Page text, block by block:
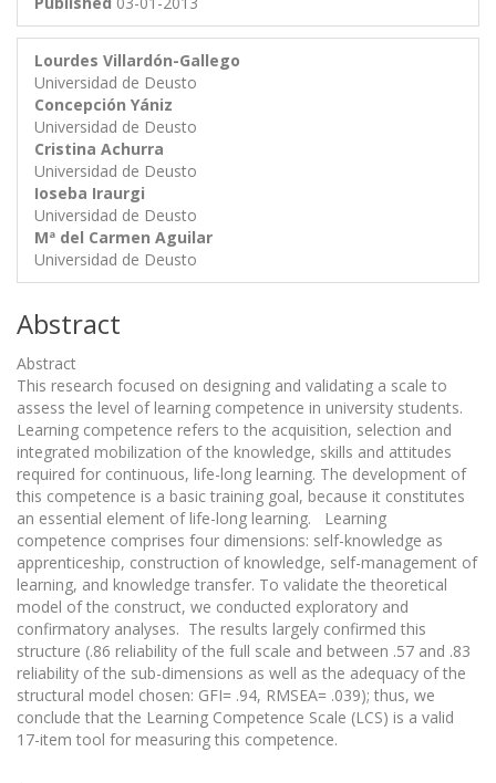
Lourdes Villardón-Gallego
Universidad de Deusto
Concepción Yániz
Universidad de Deusto
Cristina Achurra
Universidad de Deusto
Ioseba Iraurgi
Universidad de Deusto
Mª del Carmen Aguilar
Universidad de Deusto
Abstract
Abstract
This research focused on designing and validating a scale to
assess the level of learning competence in university students.
Learning competence refers to the acquisition, selection and
integrated mobilization of the knowledge, skills and attitudes
required for continuous, life-long learning. The development of
this competence is a basic training goal, because it constitutes
an essential element of life-long learning. Learning
competence comprises four dimensions: self-knowledge as
apprenticeship, construction of knowledge, self-management of
learning, and knowledge transfer. To validate the theoretical
model of the construct, we conducted exploratory and
confirmatory analyses. The results largely confirmed this
structure (.86 reliability of the full scale and between .57 and .83
reliability of the sub-dimensions as well as the adequacy of the
structural model chosen: GFI= .94, RMSEA= .039); thus, we
conclude that the Learning Competence Scale (LCS) is a valid
17-item tool for measuring this competence.